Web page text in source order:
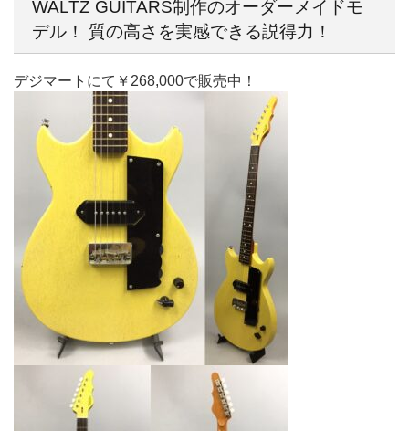
WALTZ GUITARS制作のオーダーメイドモ
デル！ 質の高さを実感できる説得力！
デジマートにて￥268,000で販売中！